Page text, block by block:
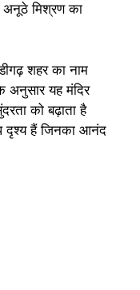
मिश्रण का
शहर का नाम
अनुसार यह मंदिर
को बढ़ाता है
दृश्य हैं जिनका आनंद